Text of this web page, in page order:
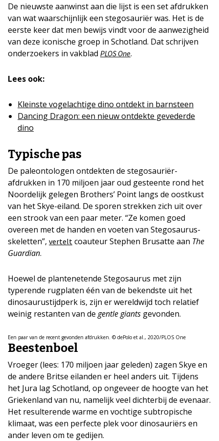
De nieuwste aanwinst aan die lijst is een set afdrukken
van wat waarschijnlijk een stegosauriër was. Het is de
eerste keer dat men bewijs vindt voor de aanwezigheid
van deze iconische groep in Schotland. Dat schrijven
onderzoekers in vakblad PLOS One.
Lees ook:
Kleinste vogelachtige dino ontdekt in barnsteen
Dancing Dragon: een nieuw ontdekte gevederde
dino
Typische pas
De paleontologen ontdekten de stegosauriër-
afdrukken in 170 miljoen jaar oud gesteente rond het
Noordelijk gelegen Brothers’ Point langs de oostkust
van het Skye-eiland. De sporen strekken zich uit over
een strook van een paar meter. “Ze komen goed
overeen met de handen en voeten van Stegosaurus-
skeletten”, vertelt coauteur Stephen Brusatte aan The
Guardian.
Hoewel de plantenetende Stegosaurus met zijn
typerende rugplaten één van de bekendste uit het
dinosaurustijdperk is, zijn er wereldwijd toch relatief
weinig restanten van de gentle giants gevonden.
Een paar van de recent gevonden afdrukken. © dePolo et al., 2020/PLOS One
Beestenboel
Vroeger (lees: 170 miljoen jaar geleden) zagen Skye en
de andere Britse eilanden er heel anders uit. Tijdens
het Jura lag Schotland, op ongeveer de hoogte van het
Griekenland van nu, namelijk veel dichterbij de evenaar.
Het resulterende warme en vochtige subtropische
klimaat, was een perfecte plek voor dinosauriërs en
ander leven om te gedijen.